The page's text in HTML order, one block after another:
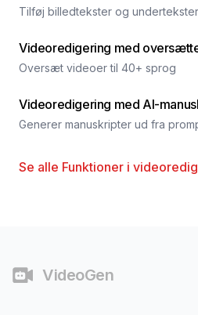
Tilføj billedtekster og
Videoredigering med
Oversæt videoer til 40+ sprog
Videoredigering med AI-
Generer manuskripter ud fra
Se alle Funktioner i
VideoGen